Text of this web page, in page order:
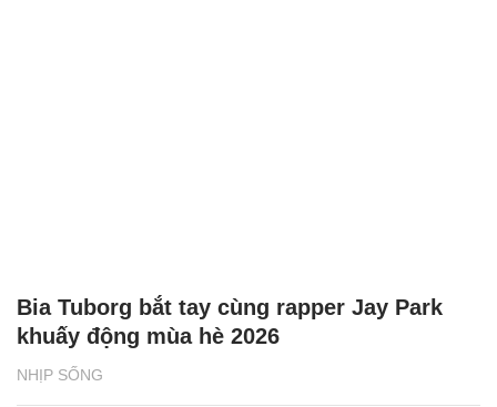
NHỊP SỐNG
Bia Tuborg bắt tay cùng rapper Jay Park
khuấy động mùa hè 2026